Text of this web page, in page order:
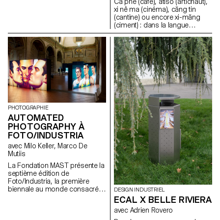
production de composants
typographiques et de
caractères pour les machines à
écrire, ainsi que pour toutes
sortes d'imprimantes à impact.
Cà phê (café), atisô (artichaut),
xi nê ma (cinéma), căng tin
(cantine) ou encore xi-măng
(ciment) : dans la langue
vietnamienne, nombreux sont
les mots à porter en eux
l’empreinte d’une origine
française. Et s’il en était de
même pour les objets de la vie
quotidienne ? Entre
anthropologie culturelle,
épistémologie du design
vietnamien et sociologie des
objets, ce projet de recherche
analyse la production d'objets
au Vietnam à l'aune de la
colonisation française et de la
décolonisation.
PHOTOGRAPHIE
AUTOMATED
PHOTOGRAPHY À
FOTO/INDUSTRIA
avec Milo Keller, Marco De
Mutiis
La Fondation MAST présente la
septième édition de
Foto/Industria, la première
biennale au monde consacrée
DESIGN INDUSTRIEL
ECAL X BELLE RIVIERA
avec Adrien Rovero